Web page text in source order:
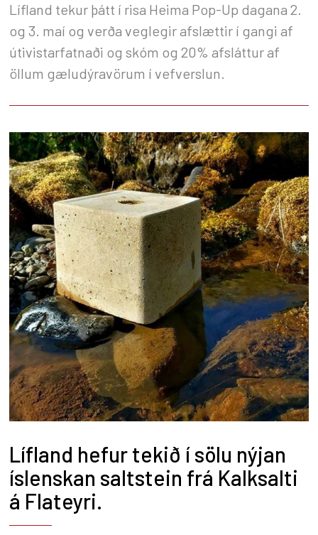
Lífland tekur þátt í risa Heima Pop-Up dagana 2.
og 3. maí og verða veglegir afslættir í gangi af
útivistarfatnaði og skóm og 20% afsláttur af
öllum gæludýravörum í vefverslun.
Lífland hefur tekið í sölu nýjan
íslenskan saltstein frá Kalksalti
á Flateyri.